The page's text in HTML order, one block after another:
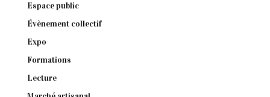
Espace public
Évènement collectif
Expo
Formations
Lecture